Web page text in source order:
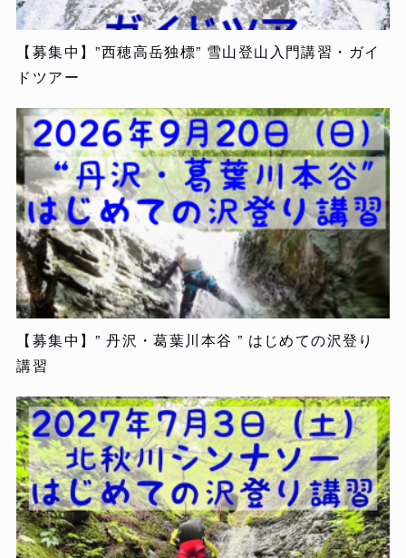
【募集中】”西穂高岳独標” 雪山登山入門講習・ガイ
ドツアー
【募集中】” 丹沢・葛葉川本谷 ” はじめての沢登り
講習